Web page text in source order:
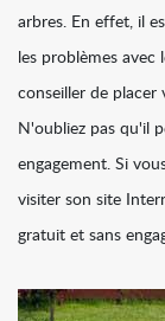
arbres. En effet, il
les problèmes
conseiller de placer
N'oubliez pas qu'il
engagement. Si
visiter son site
gratuit et sans